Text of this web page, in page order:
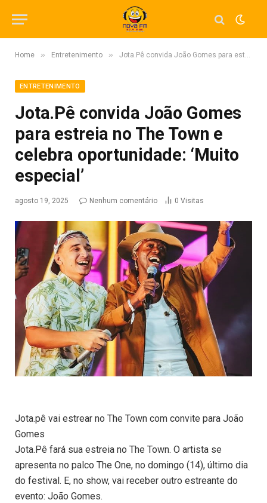
Home » Entretenimento » Jota.Pê convida João Gomes para estreia no The Town e celebra oportunidade: ‘Muito especial’
ENTRETENIMENTO
Jota.Pê convida João Gomes
para estreia no The Town e
celebra oportunidade: ‘Muito
especial’
agosto 19, 2025 Nenhum comentário 0 Visitas
Jota.pê vai estrear no The Town com convite para João
Gomes
Jota.Pê fará sua estreia no The Town. O artista se
apresenta no palco The One, no domingo (14), último dia
do festival. E, no show, vai receber outro estreante do
evento: João Gomes.